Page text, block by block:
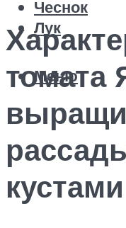
Чеснок
Лук
Меню
томата
кустами